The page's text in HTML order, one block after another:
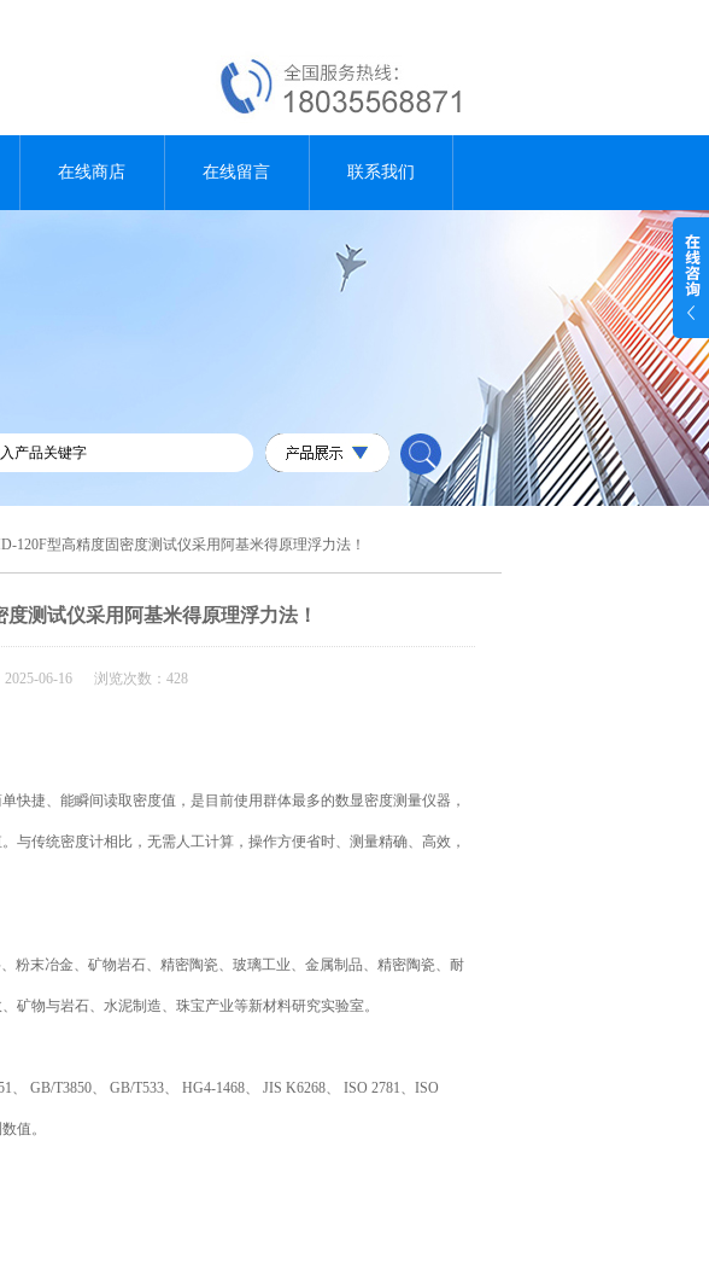
在线商店 在线留言 联系我们
120F型高精度固密度测试仪采用阿基米得原理浮力法！
测试仪采用阿基米得原理浮力法！
2025-06-16 浏览次数：428
快捷、能瞬间读取密度值，是目前使用群体最多的数显密度测量仪器，
与传统密度计相比，无需人工计算，操作方便省时、测量精确、高效，
粉末冶金、矿物岩石、精密陶瓷、玻璃工业、金属制品、精密陶瓷、耐
矿物与岩石、水泥制造、珠宝产业等新材料研究实验室。
GB/T3850、 GB/T533、 HG4-1468、 JIS K6268、 ISO 2781、ISO
值。